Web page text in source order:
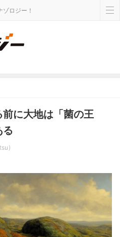
ロジー！
に大地は「菌の王
る